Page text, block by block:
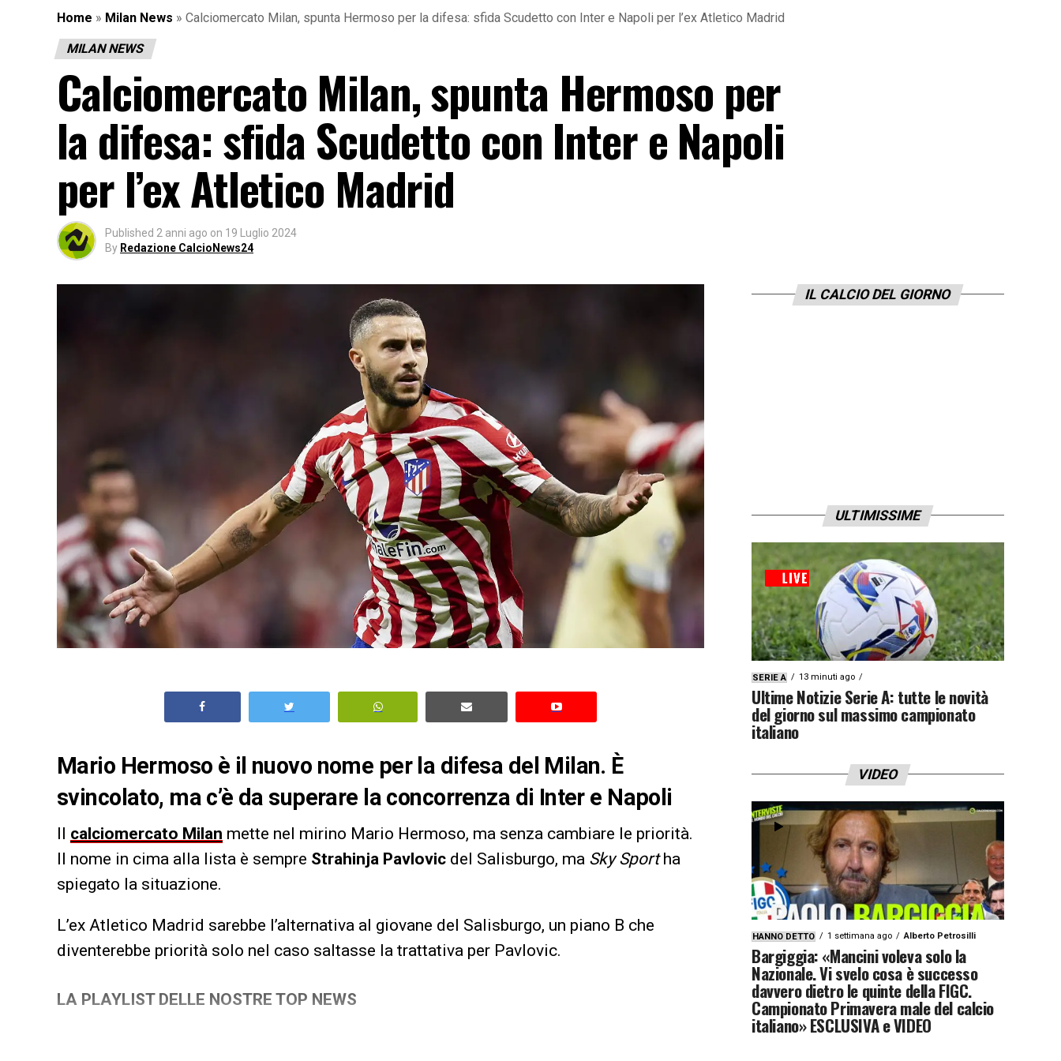
Home » Milan News » Calciomercato Milan, spunta Hermoso per la difesa: sfida Scudetto con Inter e Napoli per l’ex Atletico Madrid
MILAN NEWS
Calciomercato Milan, spunta Hermoso per
la difesa: sfida Scudetto con Inter e Napoli
per l’ex Atletico Madrid
Published 2 anni ago on 19 Luglio 2024
By Redazione CalcioNews24
Mario Hermoso è il nuovo nome per la difesa del Milan. È
svincolato, ma c’è da superare la concorrenza di Inter e Napoli
Il calciomercato Milan mette nel mirino Mario Hermoso, ma senza cambiare le priorità.
Il nome in cima alla lista è sempre Strahinja Pavlovic del Salisburgo, ma Sky Sportha
spiegato la situazione.
L’ex Atletico Madrid sarebbe l’alternativa al giovane del Salisburgo, un piano B che
diventerebbe priorità solo nel caso saltasse la trattativa per Pavlovic.
LA PLAYLIST DELLE NOSTRE TOP NEWS
IL CALCIO DEL GIORNO
ULTIMISSIME
SERIE A 13 minuti ago
Ultime Notizie Serie A: tutte le novità
del giorno sul massimo campionato
italiano
VIDEO
HANNO DETTO 1 settimana ago Alberto Petrosilli
Bargiggia: «Mancini voleva solo la
Nazionale. Vi svelo cosa è successo
davvero dietro le quinte della FIGC.
Campionato Primavera male del calcio
italiano» ESCLUSIVA e VIDEO